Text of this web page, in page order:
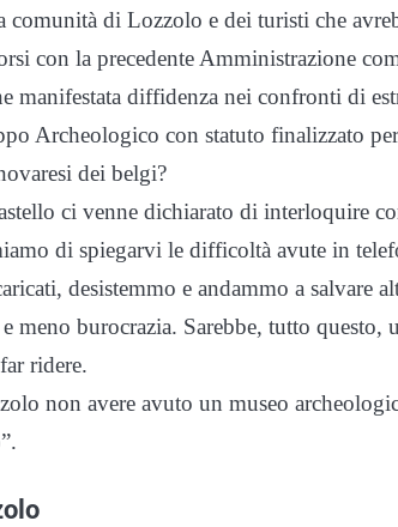
comunità di Lozzolo e dei turisti che
con la precedente Amministrazione
manifestata diffidenza nei confronti di
Archeologico con statuto finalizzato
dei belgi?
ci venne dichiarato di interloquire
di spiegarvi le difficoltà avute in
desistemmo e andammo a salvare
meno burocrazia. Sarebbe, tutto
ridere.
non avere avuto un museo